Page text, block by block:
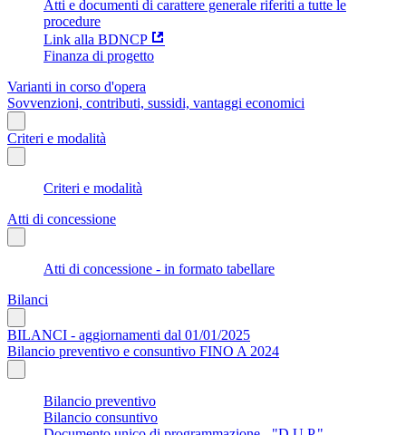
Atti e documenti di carattere generale riferiti a tutte le
procedure
Link alla BDNCP
Finanza di progetto
Varianti in corso d'opera
Sovvenzioni, contributi, sussidi, vantaggi economici
Criteri e modalità
Criteri e modalità
Atti di concessione
Atti di concessione - in formato tabellare
Bilanci
BILANCI - aggiornamenti dal 01/01/2025
Bilancio preventivo e consuntivo FINO A 2024
Bilancio preventivo
Bilancio consuntivo